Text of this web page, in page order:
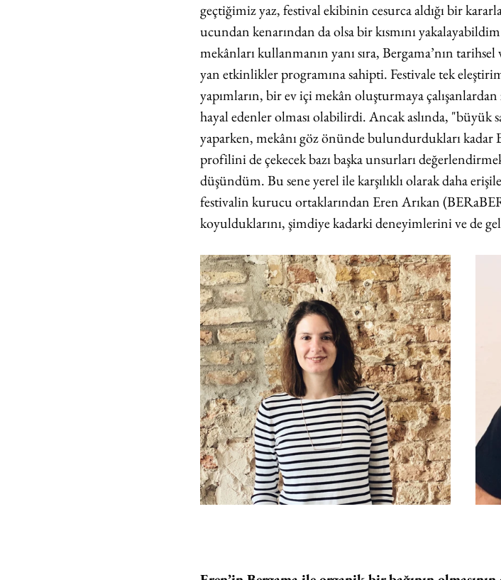
geçtiğimiz yaz, festival ekibinin cesurca aldığı bir
ucundan kenarından da olsa bir kısmını
mekânları kullanmanın yanı sıra, Bergama’nın
yan etkinlikler programına sahipti. Festivale tek
yapımların, bir ev içi mekân oluşturmaya
hayal edenler olması olabilirdi. Ancak aslında, "büyük
yaparken, mekânı göz önünde bulundurdukları kadar
profilini de çekecek bazı başka unsurları
düşündüm. Bu sene yerel ile karşılıklı olarak daha
festivalin kurucu ortaklarından Eren Arıkan
koyulduklarını, şimdiye kadarki deneyimlerini ve de